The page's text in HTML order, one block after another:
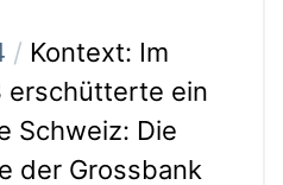
/ Kontext: Im
erschütterte ein
Schweiz: Die
der Grossbank